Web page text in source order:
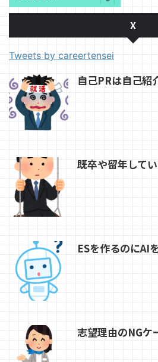
X
Tweets by careertensei
自己PRは自己紹
既卒や留年して
ESを作るのにAI
志望理由のNGケ